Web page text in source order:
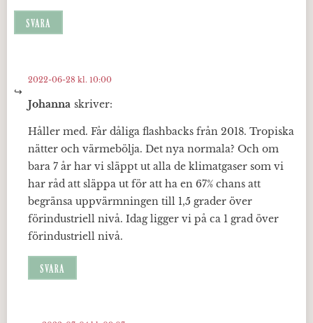
SVARA
Johanna skriver:
2022-06-28 kl. 10:00
Håller med. Får dåliga flashbacks från 2018. Tropiska
nätter och värmebölja. Det nya normala? Och om
bara 7 år har vi släppt ut alla de klimatgaser som vi
har råd att släppa ut för att ha en 67% chans att
begränsa uppvärmningen till 1,5 grader över
förindustriell nivå. Idag ligger vi på ca 1 grad över
förindustriell nivå.
SVARA